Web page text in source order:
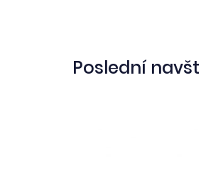
Poslední